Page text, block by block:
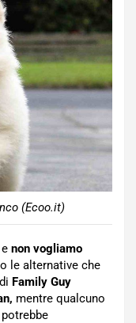
(Ecoo.it)
non vogliamo
le alternative che
Family Guy
mentre qualcuno